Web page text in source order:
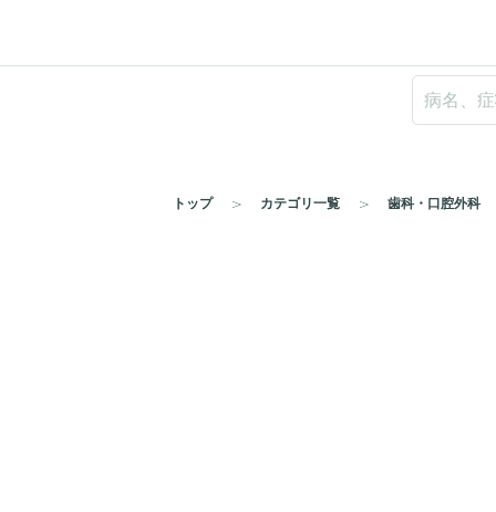
トップ カテゴリ一覧 歯科・口腔外科